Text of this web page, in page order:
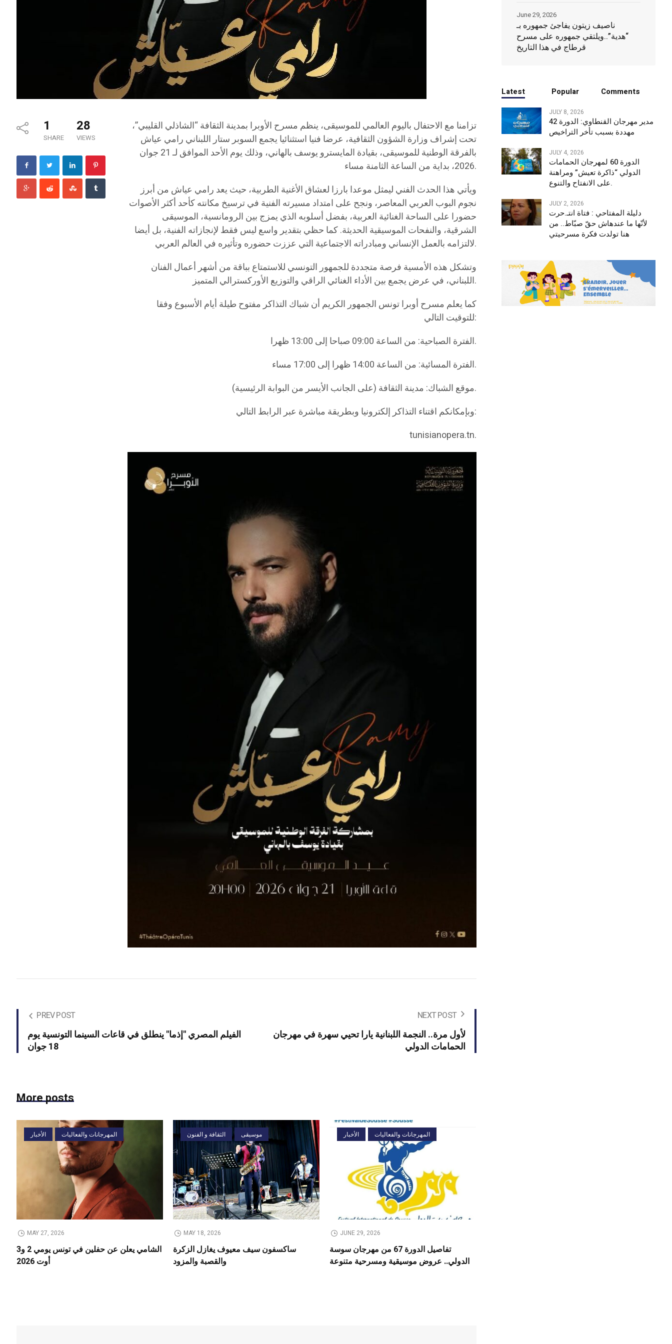
1
SHARE
28
VIEWS
تزامنا مع الاحتفال باليوم العالمي للموسيقى، ينظم مسرح الأوبرا بمدينة الثقافة “الشاذلي القليبي”،
تحت إشراف وزارة الشؤون الثقافية، عرضا فنيا استثنائيا يجمع السوبر ستار اللبناني رامي عياش
بالفرقة الوطنية للموسيقى، بقيادة المايسترو يوسف بالهاني، وذلك يوم الأحد الموافق لـ 21 جوان
2026، بداية من الساعة الثامنة مساء.
ويأتي هذا الحدث الفني ليمثل موعدا بارزا لعشاق الأغنية الطربية، حيث يعد رامي عياش من أبرز
نجوم البوب العربي المعاصر، ونجح على امتداد مسيرته الفنية في ترسيخ مكانته كأحد أكثر الأصوات
حضورا على الساحة الغنائية العربية، بفضل أسلوبه الذي يمزج بين الرومانسية، الموسيقى
الشرقية، والنفحات الموسيقية الحديثة. كما حظي بتقدير واسع ليس فقط لإنجازاته الفنية، بل أيضا
لالتزامه بالعمل الإنساني ومبادراته الاجتماعية التي عززت حضوره وتأثيره في العالم العربي.
وتشكل هذه الأمسية فرصة متجددة للجمهور التونسي للاستمتاع بباقة من أشهر أعمال الفنان
اللبناني، في عرض يجمع بين الأداء الغنائي الراقي والتوزيع الأوركسترالي المتميز.
كما يعلم مسرح أوبرا تونس الجمهور الكريم أن شباك التذاكر مفتوح طيلة أيام الأسبوع وفقا
للتوقيت التالي:
الفترة الصباحية: من الساعة 09:00 صباحا إلى 13:00 ظهرا.
الفترة المسائية: من الساعة 14:00 ظهرا إلى 17:00 مساء.
موقع الشباك: مدينة الثقافة (على الجانب الأيسر من البوابة الرئيسية).
وبإمكانكم اقتناء التذاكر إلكترونيا وبطريقة مباشرة عبر الرابط التالي:
tunisianopera.tn.
PREV POST
الفيلم المصري "إذما" ينطلق في قاعات السينما التونسية يوم
18 جوان
NEXT POST
لأول مرة.. النجمة اللبنانية يارا تحيي سهرة في مهرجان
الحمامات الدولي
More posts
الأخبار المهرجانات والفعاليات
MAY 27, 2026
الشامي يعلن عن حفلين في تونس يومي 2 و3
أوت 2026
الثقافة و الفنون موسيقى
MAY 18, 2026
ساكسفون سيف معيوف يغازل الزكرة
والقصبة والمزود
الأخبار المهرجانات والفعاليات
JUNE 29, 2026
تفاصيل الدورة 67 من مهرجان سوسة
الدولي.. عروض موسيقية ومسرحية متنوعة
ناصيف زيتون يفاجئ جمهوره بـ
“هدية”..ويلتقي جمهوره على مسرح
قرطاج في هذا التاريخ
June 29, 2026
Latest Popular Comments
JULY 8, 2026
مدير مهرجان القنطاوي: الدورة 42
مهددة بسبب تأخر التراخيص
JULY 4, 2026
الدورة 60 لمهرجان الحمامات
الدولي “ذاكرة تعيش” ومراهنة
على الانفتاح والتنوع.
JULY 2, 2026
دليلة المفتاحي : فتاة انتـ.حرت
لأنّها ما عندهاش حقّ صبّاط.. من
هنا تولدت فكرة مسرحيتي